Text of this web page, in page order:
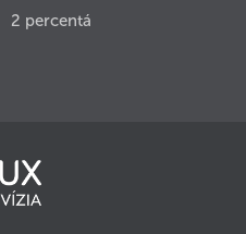
2 percentá